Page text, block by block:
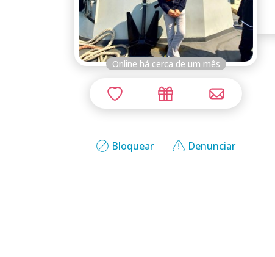
Online há cerca de um mês
Bloquear Denunciar